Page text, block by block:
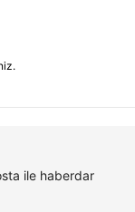
ile haberdar